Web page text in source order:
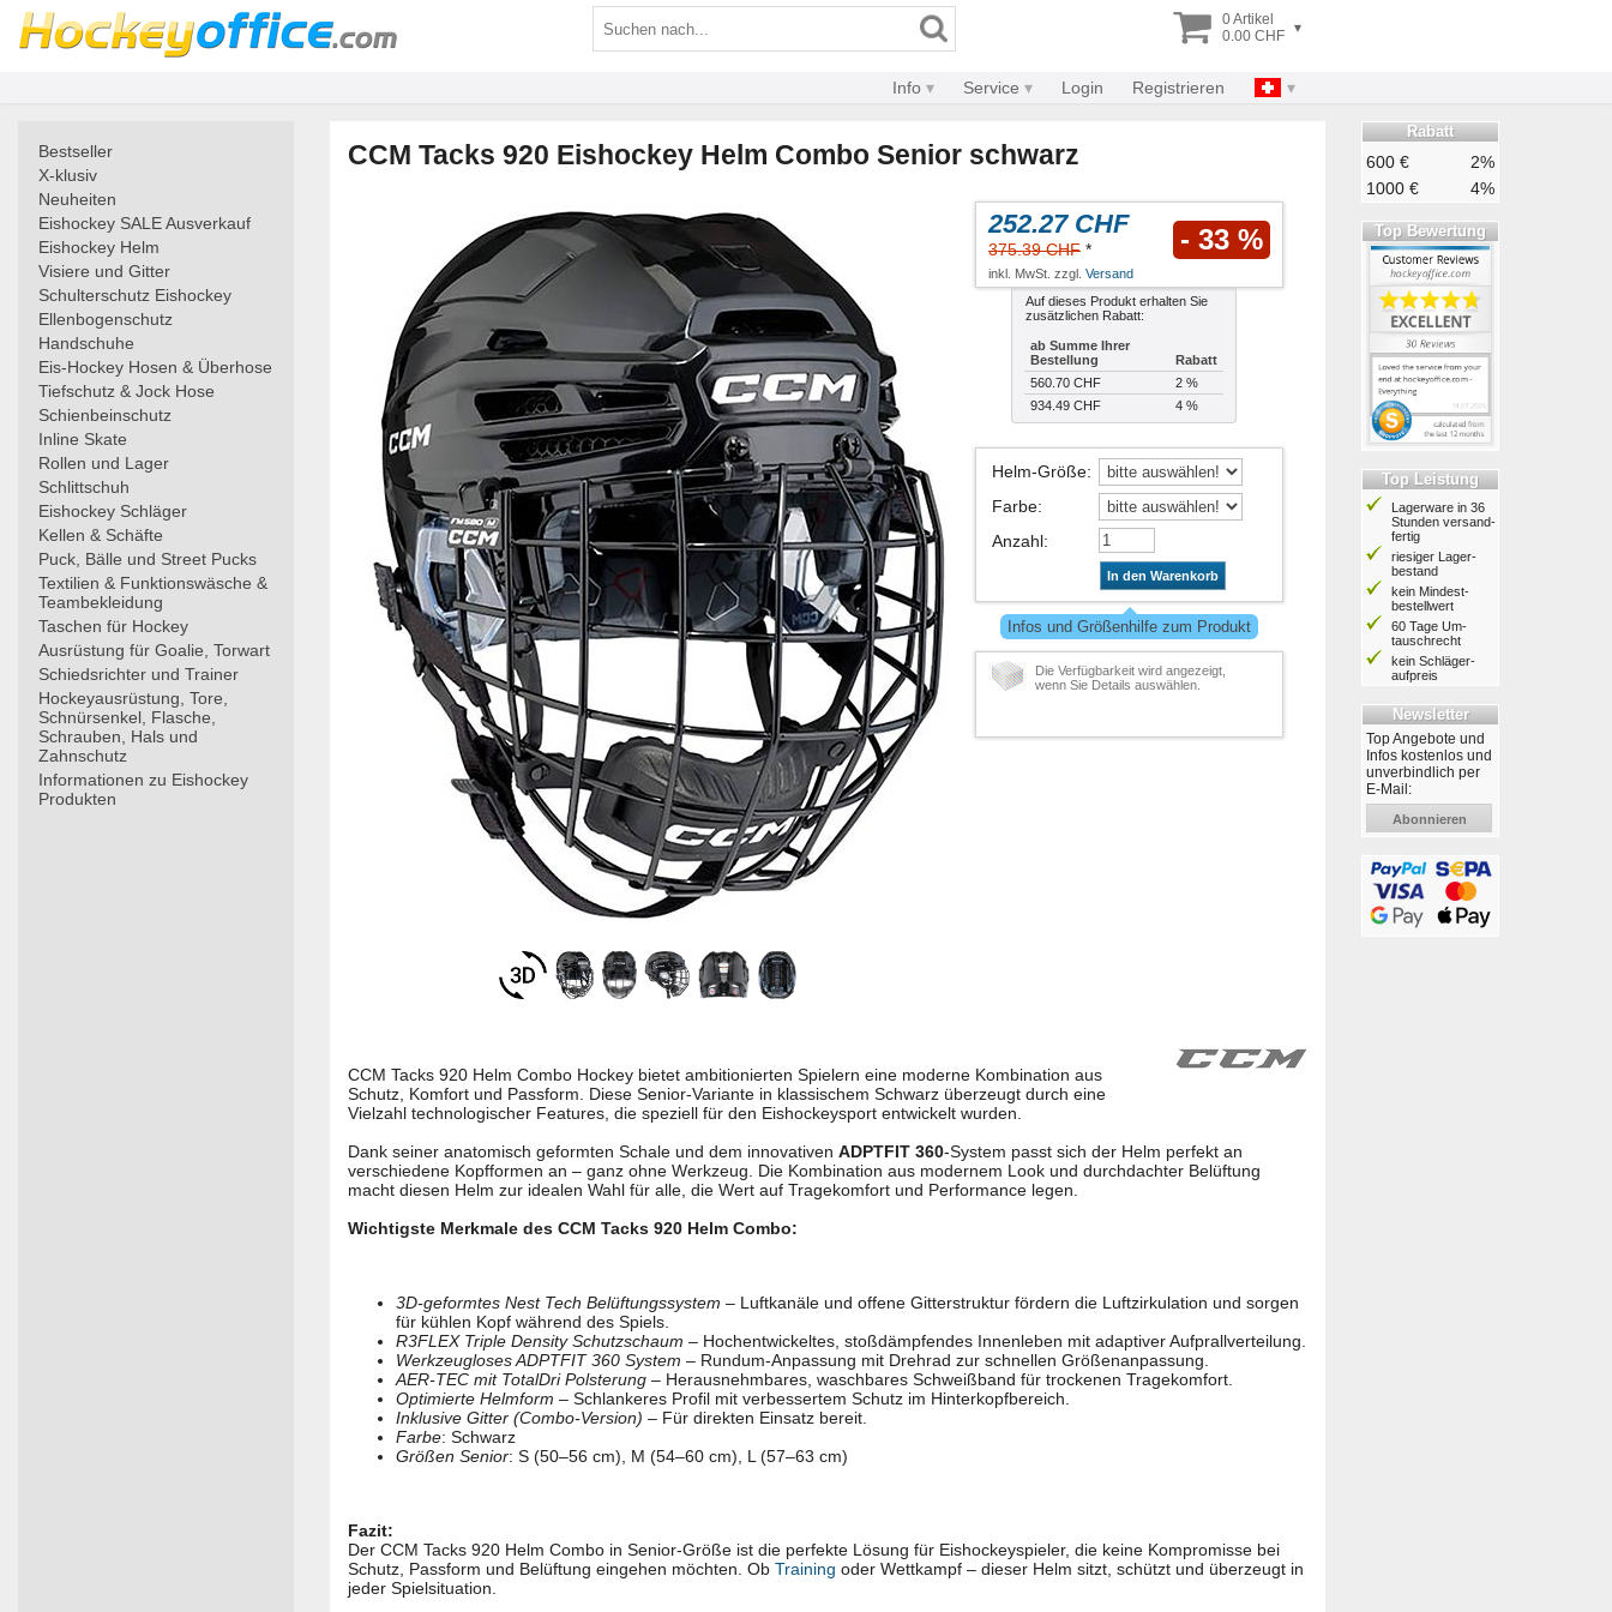
0 Artikel
0.00 CHF ▾
Info Service Login Registrieren
Bestseller
X-klusiv
Neuheiten
Eishockey SALE Ausverkauf
Eishockey Helm
Visiere und Gitter
Schulterschutz Eishockey
Ellenbogenschutz
Handschuhe
Eis-Hockey Hosen & Überhose
Tiefschutz & Jock Hose
Schienbeinschutz
Inline Skate
Rollen und Lager
Schlittschuh
Eishockey Schläger
Kellen & Schäfte
Puck, Bälle und Street Pucks
Textilien & Funktionswäsche &
Teambekleidung
Taschen für Hockey
Ausrüstung für Goalie, Torwart
Schiedsrichter und Trainer
Hockeyausrüstung, Tore,
Schnürsenkel, Flasche,
Schrauben, Hals und
Zahnschutz
Informationen zu Eishockey
Produkten
CCM Tacks 920 Eishockey Helm Combo Senior schwarz
252.27 CHF
375.39 CHF * - 33 %
inkl. MwSt. zzgl. Versand
Auf dieses Produkt erhalten Sie
zusätzlichen Rabatt:
ab Summe Ihrer
Bestellung
Rabatt
560.70 CHF
2 %
934.49 CHF
4 %
Helm-Größe:
Farbe:
Anzahl:
In den Warenkorb
Infos und Größenhilfe zum Produkt
Die Verfügbarkeit wird angezeigt,
wenn Sie Details auswählen.
CCM Tacks 920 Helm Combo Hockey bietet ambitionierten Spielern eine moderne Kombination aus
Schutz, Komfort und Passform. Diese Senior-Variante in klassischem Schwarz überzeugt durch eine
Vielzahl technologischer Features, die speziell für den Eishockeysport entwickelt wurden.
Dank seiner anatomisch geformten Schale und dem innovativen ADPTFIT 360-System passt sich der Helm perfekt an
verschiedene Kopfformen an – ganz ohne Werkzeug. Die Kombination aus modernem Look und durchdachter Belüftung
macht diesen Helm zur idealen Wahl für alle, die Wert auf Tragekomfort und Performance legen.
Wichtigste Merkmale des CCM Tacks 920 Helm Combo:
3D-geformtes Nest Tech Belüftungssystem – Luftkanäle und offene Gitterstruktur fördern die Luftzirkulation und sorgen
für kühlen Kopf während des Spiels.
R3FLEX Triple Density Schutzschaum – Hochentwickeltes, stoßdämpfendes Innenleben mit adaptiver Aufprallverteilung.
Werkzeugloses ADPTFIT 360 System – Rundum-Anpassung mit Drehrad zur schnellen Größenanpassung.
AER-TEC mit TotalDri Polsterung – Herausnehmbares, waschbares Schweißband für trockenen Tragekomfort.
Optimierte Helmform – Schlankeres Profil mit verbessertem Schutz im Hinterkopfbereich.
Inklusive Gitter (Combo-Version) – Für direkten Einsatz bereit.
Farbe: Schwarz
Größen Senior: S (50–56 cm), M (54–60 cm), L (57–63 cm)
Fazit:
Der CCM Tacks 920 Helm Combo in Senior-Größe ist die perfekte Lösung für Eishockeyspieler, die keine Kompromisse bei
Schutz, Passform und Belüftung eingehen möchten. Ob Training oder Wettkampf – dieser Helm sitzt, schützt und überzeugt in
jeder Spielsituation.
Rabatt
600 €
2%
1000 €
4%
Top Bewertung
Top Leistung
Lagerware in 36
Stunden ver­sand­
fertig
riesiger Lager­
bestand
kein Mindest­
bestell­wert
60 Tage Um­
tausch­recht
kein Schläger­
aufpreis
Newsletter
Top Angebote und
Infos kostenlos und
unverbindlich per
E-Mail:
Abonnieren